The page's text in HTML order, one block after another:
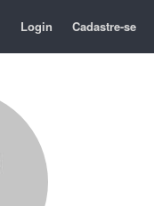
Login Cadastre-se